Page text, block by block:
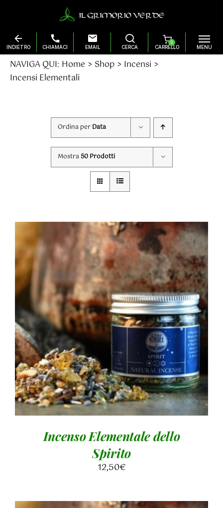
SaltaNAVIGA QUI: Home Shop
Incensi
Incensi Elementali
Ordina per Data
Mostra50 Prodotti
AGGIUNGI AL CARRELLO / DETTAGLI
Incenso Elementale dello
Spirito
12,50€
0